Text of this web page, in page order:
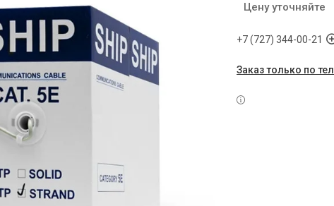
Цену уточняйте
+7 (727) 344-00-21
Заказ только по